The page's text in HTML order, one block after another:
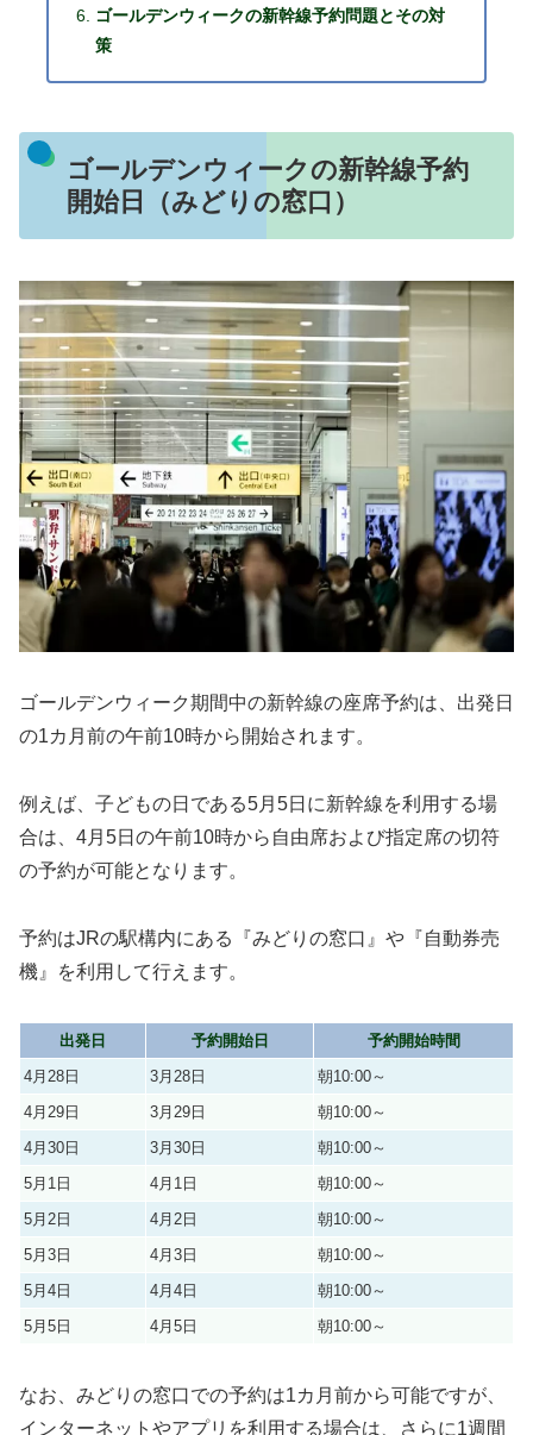
ゴールデンウィークの新幹線予約問題とその対
策
ゴールデンウィークの新幹線予約
開始日（みどりの窓口）
ゴールデンウィーク期間中の新幹線の座席予約は、出発日
の1カ月前の午前10時から開始されます。
例えば、子どもの日である5月5日に新幹線を利用する場
合は、4月5日の午前10時から自由席および指定席の切符
の予約が可能となります。
予約はJRの駅構内にある『みどりの窓口』や『自動券売
機』を利用して行えます。
出発日 予約開始日
予約開始時間
4月28日
3月28日
朝10:00～
4月29日
3月29日
朝10:00～
4月30日
3月30日
朝10:00～
5月1日
4月1日
朝10:00～
5月2日
4月2日
朝10:00～
5月3日
4月3日
朝10:00～
5月4日
4月4日
朝10:00～
5月5日
4月5日 朝10:00～
なお、みどりの窓口での予約は1カ月前から可能ですが、
インターネットやアプリを利用する場合は、さらに1週間